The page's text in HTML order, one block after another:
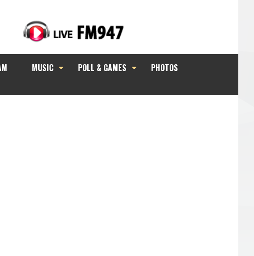
MUSIC POLL & GAMES
PHOTOS